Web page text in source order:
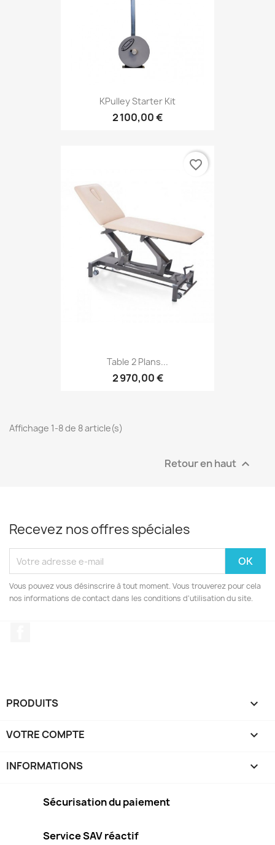
KPulley Starter Kit
2 100,00 €
Table 2 Plans...
2 970,00 €
favorite_border
Affichage 1-8 de 8 article(s)
Retour en haut 
Recevez nos offres spéciales
Vous pouvez vous désinscrire à tout moment. Vous trouverez pour cela
nos informations de contact dans les conditions d'utilisation du site.
PRODUITS 
VOTRE COMPTE 
INFORMATIONS keyboard_arrow_down
Sécurisation du paiement
Service SAV réactif